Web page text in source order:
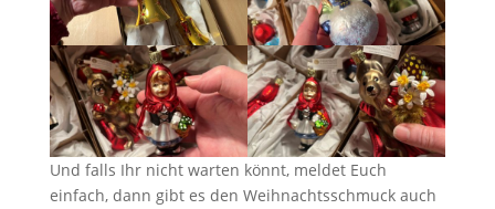
Und falls Ihr nicht warten könnt, meldet Euch
einfach, dann gibt es den Weihnachtsschmuck auch